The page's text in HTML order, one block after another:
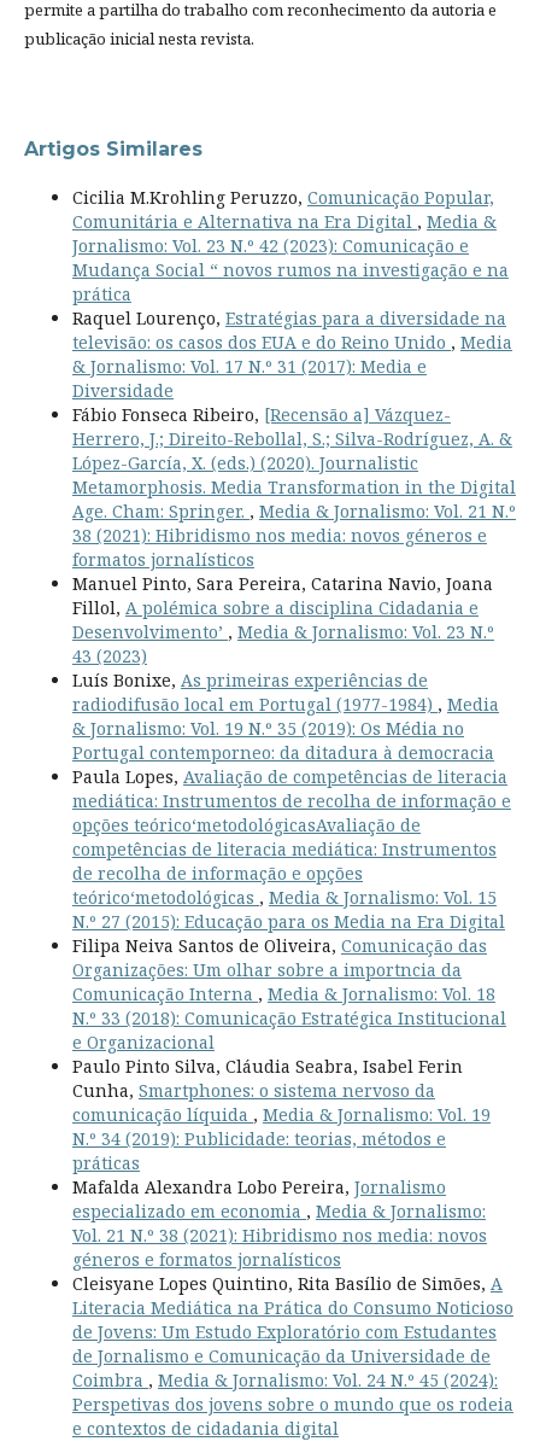
permite a partilha do trabalho com reconhecimento da autoria e
publicação inicial nesta revista.
Artigos Similares
Cicilia M.Krohling Peruzzo, Comunicação Popular,
Comunitária e Alternativa na Era Digital , Media &
Jornalismo: Vol. 23 N.º 42 (2023): Comunicação e
Mudança Social “ novos rumos na investigação e na
prática
Raquel Lourenço, Estratégias para a diversidade na
televisão: os casos dos EUA e do Reino Unido , Media
& Jornalismo: Vol. 17 N.º 31 (2017): Media e
Diversidade
Fábio Fonseca Ribeiro, [Recensão a] Vázquez-
Herrero, J.; Direito-Rebollal, S.; Silva-Rodríguez, A. &
López-García, X. (eds.) (2020). Journalistic
Metamorphosis. Media Transformation in the Digital
Age. Cham: Springer. , Media & Jornalismo: Vol. 21 N.º
38 (2021): Hibridismo nos media: novos géneros e
formatos jornalísticos
Manuel Pinto, Sara Pereira, Catarina Navio, Joana
Fillol, A polémica sobre a disciplina Cidadania e
Desenvolvimento’ , Media & Jornalismo: Vol. 23 N.º
43 (2023)
Luís Bonixe, As primeiras experiências de
radiodifusão local em Portugal (1977-1984) , Media
& Jornalismo: Vol. 19 N.º 35 (2019): Os Média no
Portugal contemporneo: da ditadura à democracia
Paula Lopes, Avaliação de competências de literacia
mediática: Instrumentos de recolha de informação e
opções teórico‘metodológicasAvaliação de
competências de literacia mediática: Instrumentos
de recolha de informação e opções
teórico‘metodológicas , Media & Jornalismo: Vol. 15
N.º 27 (2015): Educação para os Media na Era Digital
Filipa Neiva Santos de Oliveira, Comunicação das
Organizações: Um olhar sobre a importncia da
Comunicação Interna , Media & Jornalismo: Vol. 18
N.º 33 (2018): Comunicação Estratégica Institucional
e Organizacional
Paulo Pinto Silva, Cláudia Seabra, Isabel Ferin
Cunha, Smartphones: o sistema nervoso da
comunicação líquida , Media & Jornalismo: Vol. 19
N.º 34 (2019): Publicidade: teorias, métodos e
práticas
Mafalda Alexandra Lobo Pereira, Jornalismo
especializado em economia , Media & Jornalismo:
Vol. 21 N.º 38 (2021): Hibridismo nos media: novos
géneros e formatos jornalísticos
Cleisyane Lopes Quintino, Rita Basílio de Simões, A
Literacia Mediática na Prática do Consumo Noticioso
de Jovens: Um Estudo Exploratório com Estudantes
de Jornalismo e Comunicação da Universidade de
Coimbra , Media & Jornalismo: Vol. 24 N.º 45 (2024):
Perspetivas dos jovens sobre o mundo que os rodeia
e contextos de cidadania digital